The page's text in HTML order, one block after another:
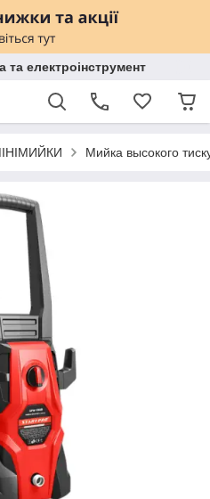
електроінструмент
Мийка высокого